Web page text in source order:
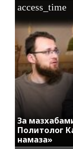
За
Политолог
намаза»
access_time